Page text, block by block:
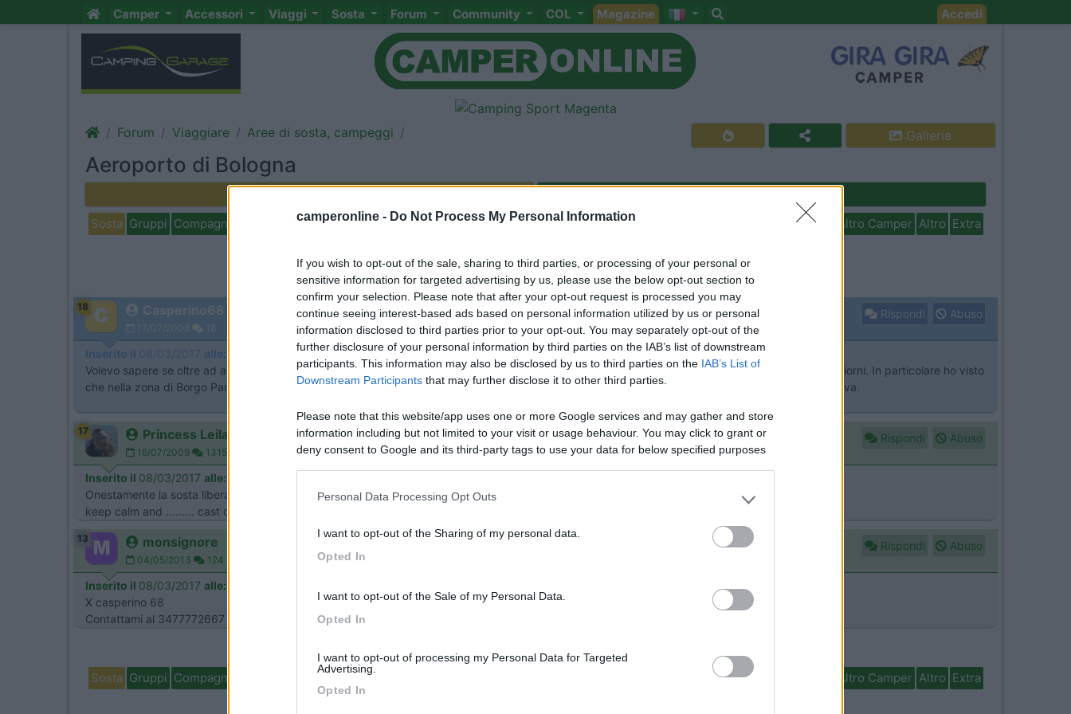
camperonline - Do Not Process My Personal Information
If you wish to opt-out of the sale, sharing to third parties, or processing of your personal or
sensitive information for targeted advertising by us, please use the below opt-out section to
confirm your selection. Please note that after your opt-out request is processed you may
continue seeing interest-based ads based on personal information utilized by us or personal
information disclosed to third parties prior to your opt-out. You may separately opt-out of the
further disclosure of your personal information by third parties on the IAB’s list of downstream
participants. This information may also be disclosed by us to third parties on the IAB’s List of
Downstream Participants that may further disclose it to other third parties.
Please note that this website/app uses one or more Google services and may gather and store
information including but not limited to your visit or usage behaviour. You may click to grant or
deny consent to Google and its third-party tags to use your data for below specified purposes
Personal Data Processing Opt Outs
I want to opt-out of the Sharing of my personal data.
Opted In
I want to opt-out of the Sale of my Personal Data.
Opted In
I want to opt-out of processing my Personal Data for Targeted
Advertising.
Opted In
Camper Accessori Viaggi Sosta Forum Community COL Magazine Accedi
Forum Viaggiare Aree di sosta, campeggi Galleria
Aeroporto di Bologna
Sosta Gruppi Compagni Estero Marchi Meccanica Cellula Accessori Eventi Leggi Comportamenti In camper per Altro Camper Altro Extra
< 1 >
18 Casperino68
17/07/2008 18
Rispondi Abuso
Inserito il 08/03/2017 alle:
Volevo sapere se oltre ad alcuni parcheggi a pagamento con navetta, c'è la possibilità di parcheggiare in sosta libera vicino all'aeroporto per tre giorni. In particolare ho visto
che nella zona di Borgo Panigale (Ducati) c'è l'autobus 54 che porta direttamente all'aeroporto e mi sembra che sia l'unico a tariffa urbana che ci va.
17 Princess Leila
16/07/2009 1315
Rispondi Abuso
Inserito il 08/03/2017 alle:
Onestamente la sosta libera in quelle zone la sconsiglio
keep calm and ......... cast on!!!
13 monsignore
04/05/2013 124
Rispondi Abuso
Inserito il 08/03/2017 alle:
X casperino 68
Contattami al 3477772667
Sosta Gruppi Compagni Marchi Meccanica Disabili Altro Camper Altro Extra